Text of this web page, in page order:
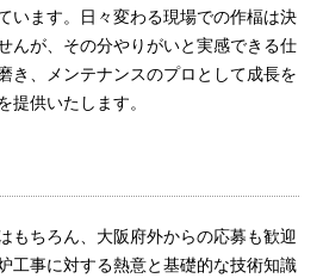
います。日々変わる現場での作楅は決
んが、その分やりがいと実感できる仕
き、メンテナンスのプロとして成長を
供いたします。
もちろん、大阪府外からの応募も歓迎
工事に対する熱意と基礎的な技術知識